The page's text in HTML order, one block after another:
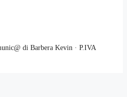
di Barbera Kevin · P.IVA